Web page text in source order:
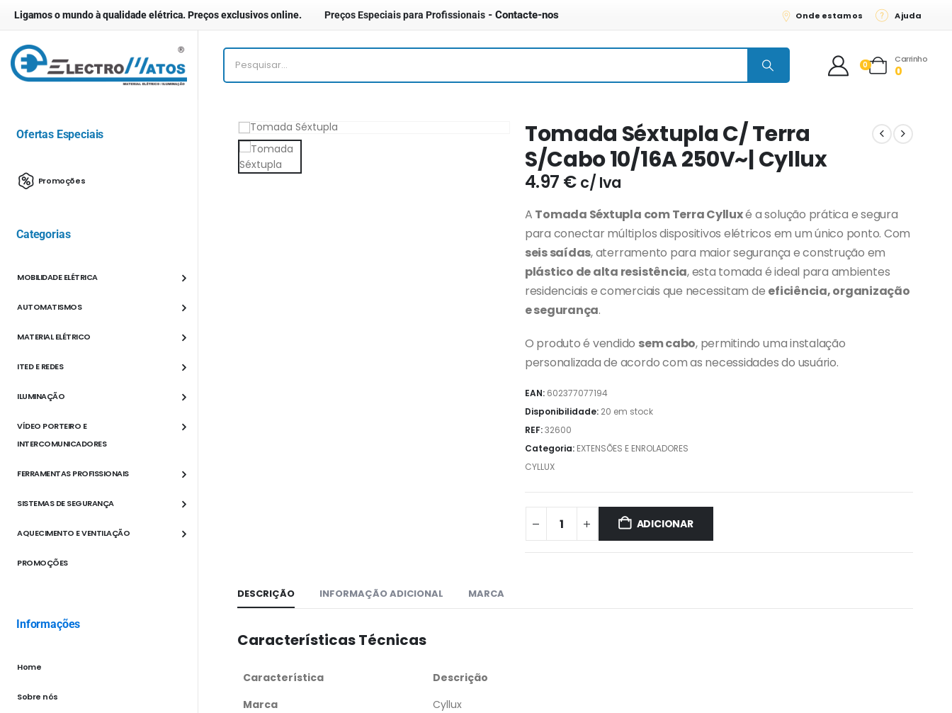
Ligamos o mundo à qualidade elétrica. Preços exclusivos online. Preços Especiais para Profissionais- Contacte-nos Onde estamos Ajuda
0 Carrinho
0
Tomada Séxtupla C/ Terra
S/Cabo 10/16A 250V~| Cyllux
4.97 € c/ Iva
A Tomada Séxtupla com Terra Cylluxé a solução prática e segura
para conectar múltiplos dispositivos elétricos em um único ponto. Com
seis saídas, aterramento para maior segurança e construção em
plástico de alta resistência, esta tomada é ideal para ambientes
residenciais e comerciais que necessitam de eficiência, organização
e segurança.
O produto é vendido sem cabo, permitindo uma instalação
personalizada de acordo com as necessidades do usuário.
EAN: 602377077194
Disponibilidade: 20 em stock
REF:32600
Categoria: EXTENSÕES E ENROLADORES
CYLLUX
ADICIONAR
DESCRIÇÃO INFORMAÇÃO ADICIONAL MARCA
Características Técnicas
Característica
Descrição
Marca
Cyllux
Ofertas Especiais
Promoções
Categorias
MOBILIDADE ELÉTRICA
AUTOMATISMOS
MATERIAL ELÉTRICO
ITED E REDES
ILUMINAÇÃO
VÍDEO PORTEIRO E
INTERCOMUNICADORES
FERRAMENTAS PROFISSIONAIS
SISTEMAS DE SEGURANÇA
AQUECIMENTO E VENTILAÇÃO
PROMOÇÕES
Informações
Home
Sobre nós